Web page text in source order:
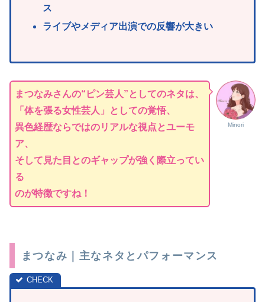
ス
ライブやメディア出演での反響が大きい
Minori
まつなみさんの“ピン芸人”としてのネタは、
「体を張る女性芸人」としての覚悟、
異色経歴ならではのリアルな視点とユーモ
ア、
そして見た目とのギャップが強く際立ってい
る
のが特徴ですね！
まつなみ｜主なネタとパフォーマンス